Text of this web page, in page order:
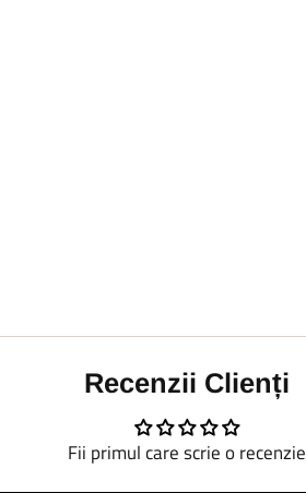
Recenzii Clienți
Fii primul care scrie o recenzie